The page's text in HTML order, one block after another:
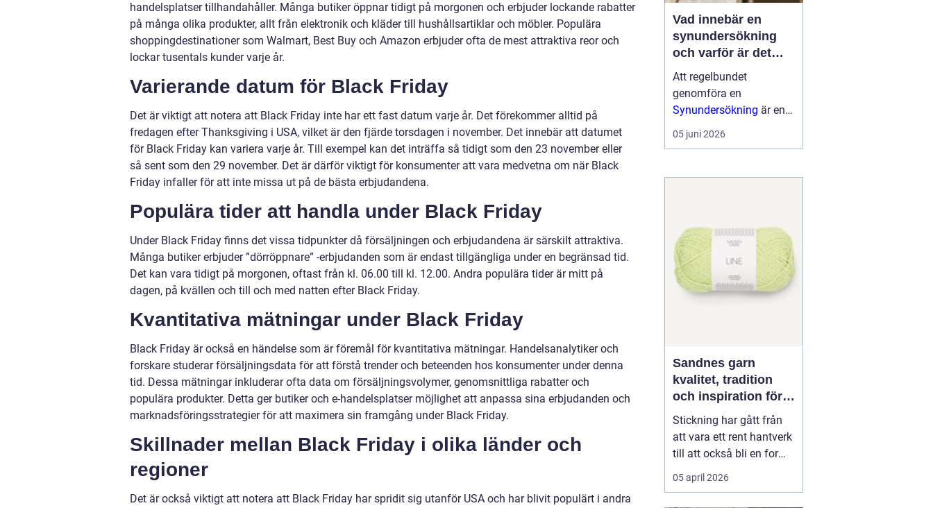
handelsplatser tillhandahåller. Många butiker öppnar tidigt på morgonen och erbjuder lockande rabatter
på många olika produkter, allt från elektronik och kläder till hushållsartiklar och möbler. Populära
shoppingdestinationer som Walmart, Best Buy och Amazon erbjuder ofta de mest attraktiva reor och
lockar tusentals kunder varje år.
Varierande datum för Black Friday
Det är viktigt att notera att Black Friday inte har ett fast datum varje år. Det förekommer alltid på
fredagen efter Thanksgiving i USA, vilket är den fjärde torsdagen i november. Det innebär att datumet
för Black Friday kan variera varje år. Till exempel kan det inträffa så tidigt som den 23 november eller
så sent som den 29 november. Det är därför viktigt för konsumenter att vara medvetna om när Black
Friday infaller för att inte missa ut på de bästa erbjudandena.
Populära tider att handla under Black Friday
Under Black Friday finns det vissa tidpunkter då försäljningen och erbjudandena är särskilt attraktiva.
Många butiker erbjuder ”dörröppnare” -erbjudanden som är endast tillgängliga under en begränsad tid.
Det kan vara tidigt på morgonen, oftast från kl. 06.00 till kl. 12.00. Andra populära tider är mitt på
dagen, på kvällen och till och med natten efter Black Friday.
Kvantitativa mätningar under Black Friday
Black Friday är också en händelse som är föremål för kvantitativa mätningar. Handelsanalytiker och
forskare studerar försäljningsdata för att förstå trender och beteenden hos konsumenter under denna
tid. Dessa mätningar inkluderar ofta data om försäljningsvolymer, genomsnittliga rabatter och
populära produkter. Detta ger butiker och e-handelsplatser möjlighet att anpassa sina erbjudanden och
marknadsföringsstrategier för att maximera sin framgång under Black Friday.
Skillnader mellan Black Friday i olika länder och
regioner
Det är också viktigt att notera att Black Friday har spridit sig utanför USA och har blivit populärt i andra
Vad innebär en
synundersökning
och varför är det
viktigt?
Att regelbundet
genomföra en
Synundersökning är en
viktig del av att ta hand
om sin ögonhälsa. Vid
ögonläkare eller
05 juni 2026
Sandnes garn
kvalitet, tradition
och inspiration för
alla som älskar att
sticka
Stickning har gått från
att vara ett rent hantverk
till att också bli en form
av vila, kreativitet och
självhushållning. I
05 april 2026